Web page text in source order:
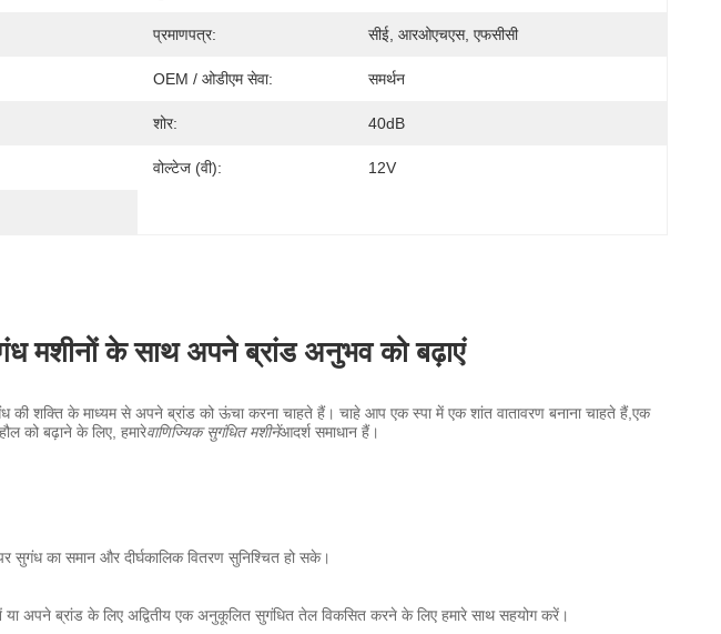
प्रमाणपत्र: सीई, आरओएचएस, एफसीसी
OEM / ओडीएम सेवा: समर्थन
शोर: 40dB
वोल्टेज (वी): 12V
मशीनों के साथ अपने ब्रांड अनुभव को बढ़ाएं
की शक्ति के माध्यम से अपने ब्रांड को ऊंचा करना चाहते हैं। चाहे आप एक स्पा में एक शांत वातावरण बनाना चाहते हैं,एक
को बढ़ाने के लिए, हमारेवाणिज्यिक सुगंधित मशीनेंआदर्श समाधान हैं।
सुगंध का समान और दीर्घकालिक वितरण सुनिश्चित हो सके।
अपने ब्रांड के लिए अद्वितीय एक अनुकूलित सुगंधित तेल विकसित करने के लिए हमारे साथ सहयोग करें।